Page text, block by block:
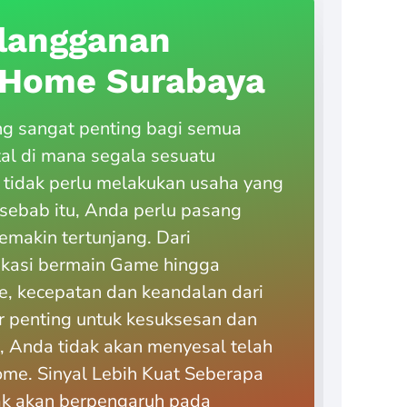
Surabaya
sangat penting bagi semua
di mana segala sesuatu
perlu melakukan usaha yang
itu, Anda perlu pasang
tertunjang. Dari
bermain Game hingga
kecepatan dan keandalan dari
untuk kesuksesan dan
Anda tidak akan menyesal telah
Sinyal Lebih Kuat Seberapa
akan berpengaruh pada